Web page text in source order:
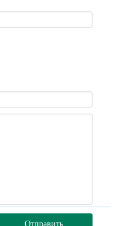
Отправить